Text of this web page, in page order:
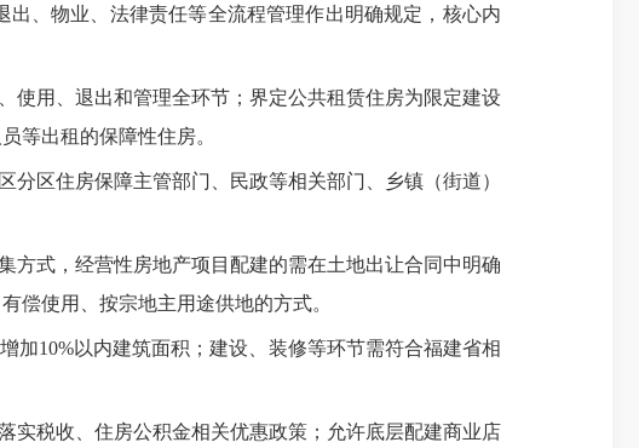
出、物业 、法律责任等全流程管理作出明确规定，核心内
用、退出和管理全环节；界定公共租赁住房为限定建设
等出租的保障性住房。
区住房保障主管部门、民政等相关部门、乡镇（街道）
式，经营性房地产项目配建的需在土地出让合同中明确
偿使用、 按宗地主用途供地的方式。
10%以内建筑面积；建设、装修等环节需符合福建省相
税收、住房公积金相关优惠政策；允许底层配建商业店